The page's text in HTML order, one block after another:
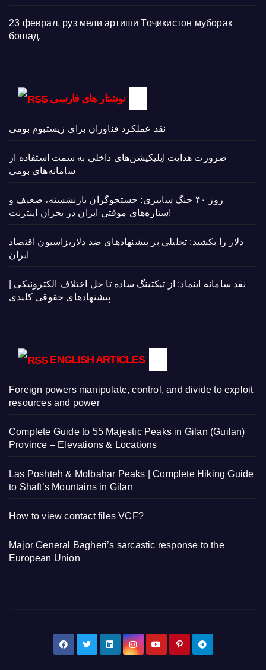
23 феврал, руз мели артиши Тоҷикистон муборак
бошад.
نوشتار های فارسی
نقد عملکرد فناوران برای زیستبوم بومی
ضرورت هدایت اپلیکیشن‌های داخلی به سمت استفاده از
سامانه‌های بومی
روز ۴۰ جنگ سایبری: جستجوگران بازنشسته، ضعیف و
ستاره‌های موقتی ایران در بحران اینترنت!
دلار را بکشید: تحلیلی بر پیشنهادهای ضد دلاریزاسیون اقتصاد
ایران
نقد سامانه اینماد: از تیکتینگ ساده تا حل اختلاف الکترونیکی |
پیشنهادهای حقوقی کلیدی
ENGLISH ARTICLES
Foreign powers manipulate, control, and divide to exploit
resources and power
Complete Guide to 55 Majestic Peaks in Gilan (Guilan)
Province – Elevations & Locations
Las Poshteh & Molbahar Peaks | Complete Hiking Guide
to Shaft’s Mountains in Gilan
How to view contact files VCF?
Major General Bagheri’s sarcastic response to the
European Union